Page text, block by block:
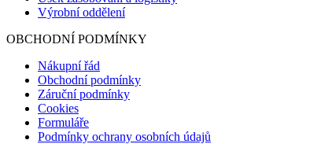
Výrobní oddělení
OBCHODNÍ PODMÍNKY
Nákupní řád
Obchodní podmínky
Záruční podmínky
Cookies
Formuláře
Podmínky ochrany osobních údajů